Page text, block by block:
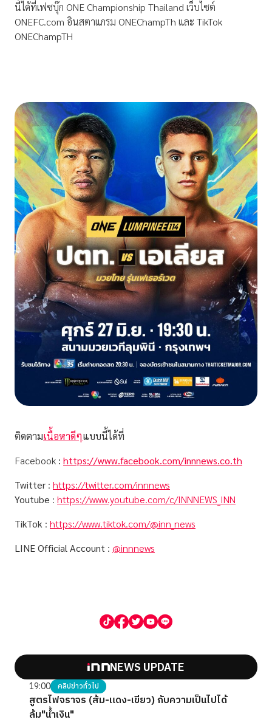
นี้ได้ที่เฟซบุ๊ก ONE Championship Thailand เว็บไซต์
ONEFC.com อินสตาแกรม ONEChampTh และ TikTok
ONEChampTH
ติดตามเนื้อหาดีๆแบบนี้ได้ที่
Facebook : https://www.facebook.com/innnews.co.th
Twitter : https://twitter.com/innnews
Youtube : https://www.youtube.com/c/INNNEWS_INN
TikTok : https://www.tiktok.com/@inn_news
LINE Official Account : @innnews
NEWS UPDATE
19:00 คลิปข่าวทั่วไป
สูตรไฟจราจร (ส้ม-แดง-เขียว) กับความเป็นไปได้
ล้ม"น้ำเงิน"